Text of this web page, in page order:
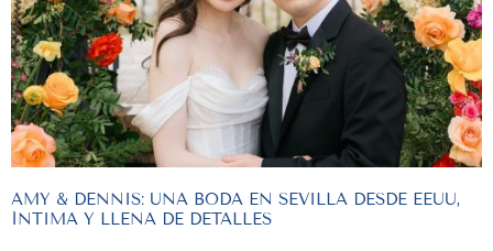
AMY & DENNIS: UNA BODA EN SEVILLA DESDE EEUU,
ÍNTIMA Y LLENA DE DETALLES